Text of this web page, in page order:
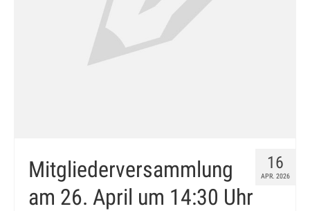
16
APR. 2026
Mitgliederversammlung
am 26. April um 14:30 Uhr